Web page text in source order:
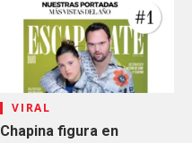
VIRAL
Chapina figura en